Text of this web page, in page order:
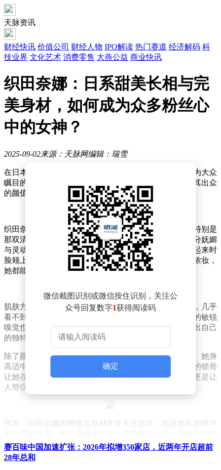
天脉资讯
财经快讯 价值公司 财经人物 IPO解读 热门赛道 经济解码 科
技业界 文化艺术 消费零售 大燕公益 商业快讯
织田奈娜：日系甜美长相与完
美身材，如何成为众多粉丝心
中的女神？
2025-09-02来源：天脉网编辑：瑞雪
在日本娱乐圈，织田奈娜这个名字近年来愈发闪耀，成为大众
瞩目的焦点。她不仅以卓越的演技赢得了观众的喜爱，其出众
的颜值与身材更是成为了媒体和粉丝热议的话题。
织田奈娜拥有典型的日系甜美外貌，五官精致且柔和，特别是
那双清澈明亮的大眼睛，眼角微微上扬，为她平添了几分妩媚
与灵动。她的鼻梁高挺却不显突兀，嘴唇饱满自然，笑起来时
脸颊上的酒窝更是让人心生亲近之感。无论是淡妆还是浓妆，
她都能轻松驾驭，展现出多变的风格。
肌肤方面，织田奈娜同样令人羡慕。她的皮肤白皙透亮，几乎
看不到任何瑕疵，在镜头前总是光彩夺目。她对于时尚的敏锐
嗅觉也体现在穿搭上，无论是休闲装还是礼服，都能穿出自己
的独特风格，展现出非凡的魅力。
除了颜值，织田奈娜的身材也是她备受瞩目的原因之一。她身
高适中，骨架匀称，比例完美。优美的肩颈线条和分明的锁骨
让她在穿露肩装时格外迷人。纤细的腰肢和修长的腿部更是让
人赞叹不已，整体身形健康而紧致。
然而，织田奈娜的颜值与身材并非天生如此，而是她长期努力
提更是她的日常锻炼项目。这些习惯不仅帮助她保持了良好的
体态和肌肤状态，更让她在镜头前始终保持着最佳状态。
微信截图识别或微信按住识别，关注公
众号回复数字1获得阅读码
确定
赛百味中国加速扩张：2026年拟增350家店，近两年开店超前
28年总和